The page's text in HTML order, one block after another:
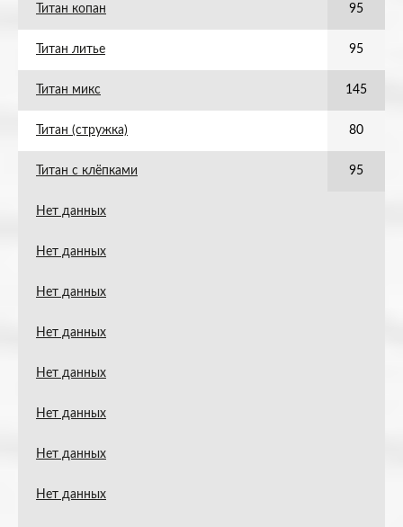
Титан копан 95
Титан литье 95
Титан микс 145
Титан (стружка) 80
Титан с клёпками 95
Нет данных
Нет данных
Нет данных
Нет данных
Нет данных
Нет данных
Нет данных
Нет данных